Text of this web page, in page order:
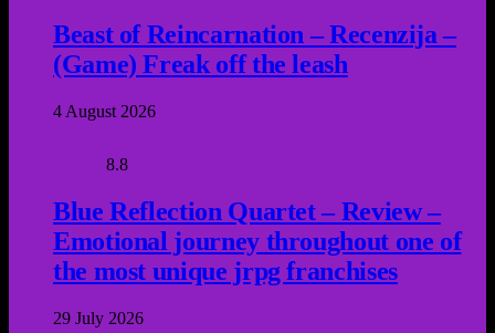
Beast of Reincarnation – Recenzija –
(Game) Freak off the leash
4 August 2026
8.8
Blue Reflection Quartet – Review –
Emotional journey throughout one of
the most unique jrpg franchises
29 July 2026